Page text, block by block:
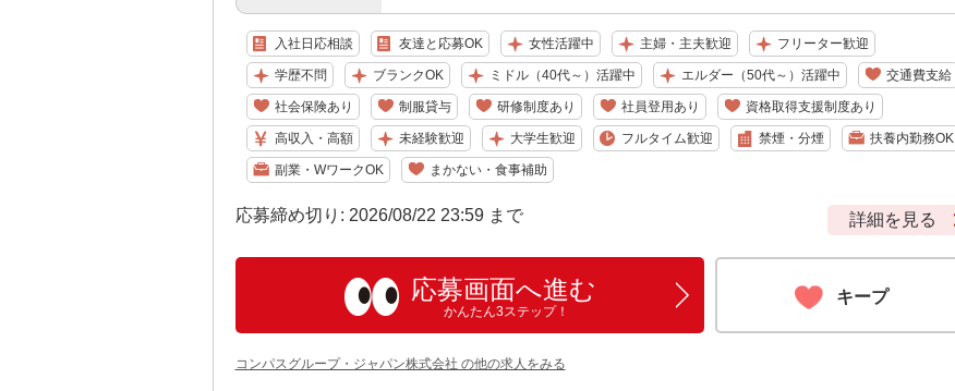
入社日応相談 友達と応募OK 女性活躍中 主婦・主夫歓迎 フリーター歓迎
学歴不問 ブランクOK ミドル（40代～）活躍中 エルダー（50代～）活躍中 交通費支給
社会保険あり 制服貸与 研修制度あり 社員登用あり 資格取得支援制度あり
高収入・高額 未経験歓迎 大学生歓迎 フルタイム歓迎 禁煙・分煙 扶養内勤務OK
副業・WワークOK まかない・食事補助
応募締め切り: 2026/08/22 23:59 まで 詳細を見る
応募画面へ進む
かんたん3ステップ！
キープ
コンパスグループ・ジャパン株式会社 の他の求人をみる